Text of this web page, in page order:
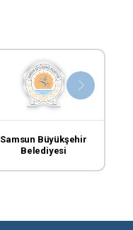
Samsun Büyükşehir
Belediyesi